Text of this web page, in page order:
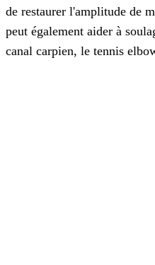
de restaurer l'amplitude de
peut également aider à
canal carpien, le tennis